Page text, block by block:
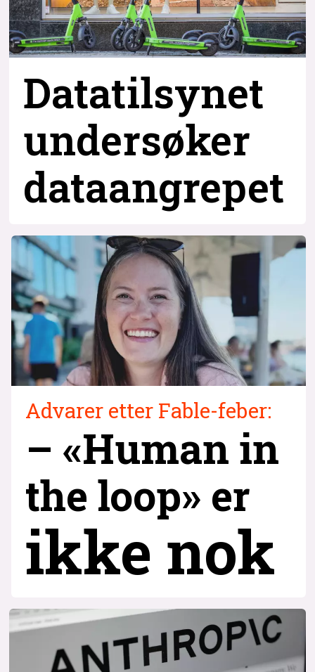
Datatilsynet
undersøker
dataangrepet
Advarer etter Fable-feber:
– «Human in
the loop» er
ikke nok